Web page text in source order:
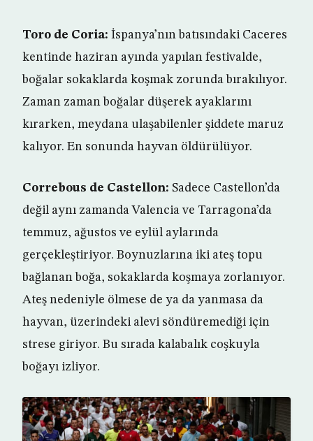
Toro de Coria: İspanya’nın batısındaki Caceres
kentinde haziran ayında yapılan festivalde,
boğalar sokaklarda koşmak zorunda bırakılıyor.
Zaman zaman boğalar düşerek ayaklarını
kırarken, meydana ulaşabilenler şiddete maruz
kalıyor. En sonunda hayvan öldürülüyor.
Correbous de Castellon: Sadece Castellon’da
değil aynı zamanda Valencia ve Tarragona’da
temmuz, ağustos ve eylül aylarında
gerçekleştiriyor. Boynuzlarına iki ateş topu
bağlanan boğa, sokaklarda koşmaya zorlanıyor.
Ateş nedeniyle ölmese de ya da yanmasa da
hayvan, üzerindeki alevi söndüremediği için
strese giriyor. Bu sırada kalabalık coşkuyla
boğayı izliyor.